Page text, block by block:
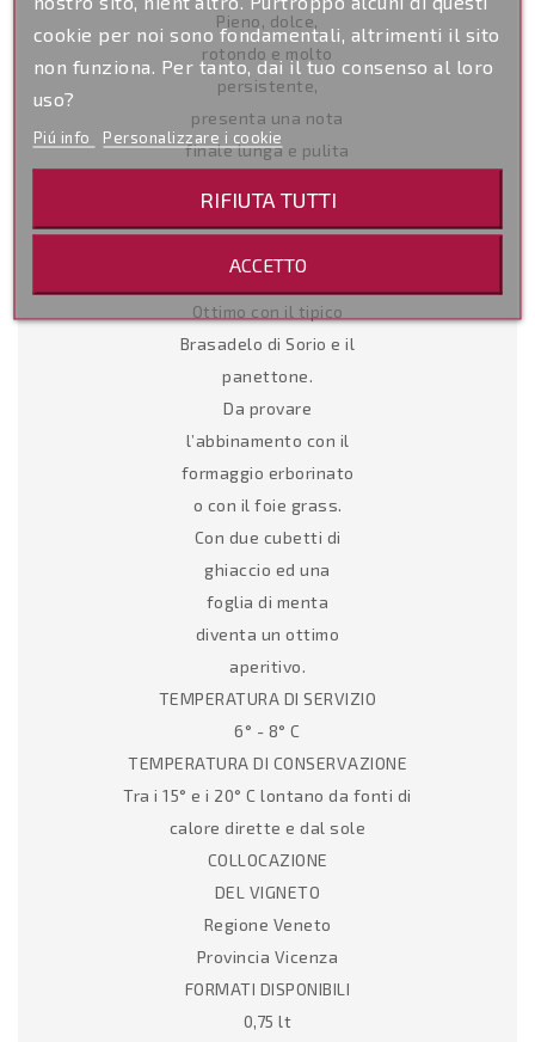
Pieno, dolce,
rotondo e molto
persistente,
presenta una nota
finale lunga e pulita
ABBINAMENTI
pasticceria secca.
Ottimo con il tipico
Brasadelo di Sorio e il
panettone.
Da provare
l’abbinamento con il
formaggio erborinato
o con il foie grass.
Con due cubetti di
ghiaccio ed una
foglia di menta
diventa un ottimo
aperitivo.
TEMPERATURA DI SERVIZIO
6° - 8° C
TEMPERATURA DI CONSERVAZIONE
Tra i 15° e i 20° C lontano da fonti di
calore dirette e dal sole
COLLOCAZIONE
DEL VIGNETO
Regione Veneto
Provincia Vicenza
FORMATI DISPONIBILI
0,75 lt
cookie per noi sono fondamentali, altrimenti il sito
non funziona. Per tanto, dai il tuo consenso al loro
uso?
Piú info Personalizzare i cookie
RIFIUTA TUTTI
ACCETTO